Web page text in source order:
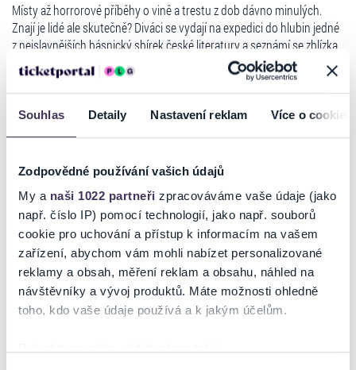
Souhlas Detaily Nastavení reklam Více o cookies
Zodpovědné používání vašich údajů
My a naši 1022 partneři zpracováváme vaše údaje (jako
např. číslo IP) pomocí technologií, jako např. souborů
cookie pro uchování a přístup k informacím na vašem
zařízení, abychom vám mohli nabízet personalizované
reklamy a obsah, měření reklam a obsahu, náhled na
návštěvníky a vývoj produktů. Máte možnosti ohledně
toho, kdo vaše údaje používá a k jakým účelům.
Místy až horrorové příběhy o vině a trestu z dob dávno minulých.
Znají je lidé ale skutečně? Diváci se vydají na expedici do hlubin jedné
z nejslavnějších básnický sbírek české literatury a seznámí se zblízka
s ženou proměňující se ve Vrbu, dívkou, která v očekávání milého šije
Svatební košile,Vodníkem
, matkou doprovázející svou dceru na
popravu, chudou vdovou hledajícíPoklada mnoha dalšími postavami
tohoto kaleidoskopu plného obrazů a dramatických situací.
Ticketportal je zárukou pravosti vstupenek
Na stránkách společnosti Ticketportal si vždy zakoupíte
originální vstupenky.
Ticketportal nemůže zaručit pravost vstupenek
zakoupených na přeprodejních portálech. Ticketportal s
těmito společnostmi nemá nic společného a tento
způsob přeprodávání vstupenek nepodporuje.
na akci uzavíráte přímo s pořadatelem, jehož údaje jsou